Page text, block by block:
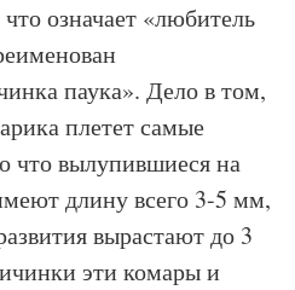
означает «любитель
паука». Дело в том,
плетет самые
что вылупившиеся на
длину всего 3-5 мм,
вырастают до 3
эти комары и